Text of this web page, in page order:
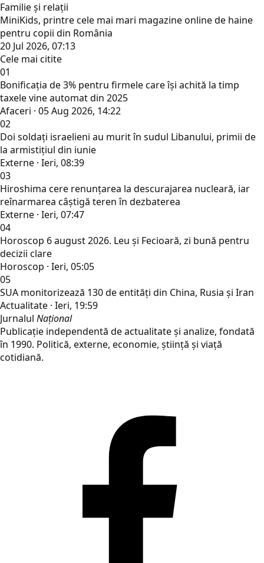
Familie și relații
MiniKids, printre cele mai mari magazine online de haine
pentru copii din România
20 Jul 2026, 07:13
Cele mai citite
01
Bonificația de 3% pentru firmele care își achită la timp
taxele vine automat din 2025
Afaceri · 05 Aug 2026, 14:22
02
Doi soldați israelieni au murit în sudul Libanului, primii de
la armistițiul din iunie
Externe · Ieri, 08:39
03
Hiroshima cere renunțarea la descurajarea nucleară, iar
reînarmarea câștigă teren în dezbaterea
Externe · Ieri, 07:47
04
Horoscop 6 august 2026. Leu și Fecioară, zi bună pentru
decizii clare
Horoscop · Ieri, 05:05
05
SUA monitorizează 130 de entități din China, Rusia și Iran
Actualitate · Ieri, 19:59
Jurnalul Național
Publicație independentă de actualitate și analize, fondată
în 1990. Politică, externe, economie, știință și viață
cotidiană.